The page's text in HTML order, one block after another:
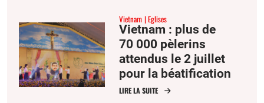
Vietnam Eglises
Vietnam : plus de
70 000 pèlerins
attendus le 2 juillet
pour la béatification
de François-Xavier
LIRE LA SUITE